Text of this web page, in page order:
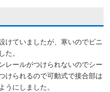
けていましたが、寒いのでビニ
た。
レールがつけられないのでシー
けられるので可動式で接合部は
うにしました。